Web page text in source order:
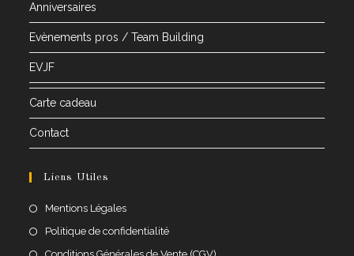
Anniversaires
Evènements pros / Team Building
EVJF
Carte cadeau
Contact
Liens Utiles
Mentions Légales
Politique de confidentialité